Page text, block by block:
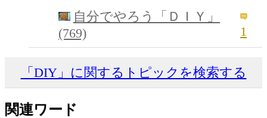
自分でやろう「ＤＩＹ」
(769)
1
「DIY」に関するトピックを検索する
関連ワード